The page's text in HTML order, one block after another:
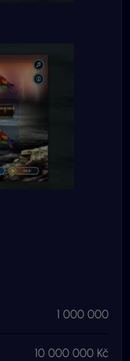
1 000 000
10 000 000 Kč